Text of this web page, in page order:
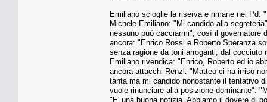
Emiliano scioglie la riserva e rimane nel Pd:
Michele Emiliano: "Mi candido alla
nessuno può cacciarmi", così il governatore
ancora: "Enrico Rossi e Roberto Speranza
senza ragione da toni arroganti, dal
Emiliano rivendica: "Enrico, Roberto ed io
ancora attacchi Renzi: "Matteo ci ha irriso
tanta ma mi candido nonostante il tentativo
vuole rinunciare alla posizione dominante".
"E' una buona notizia. Abbiamo il dovere di